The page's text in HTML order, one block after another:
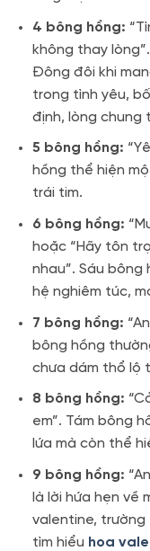
4 bông hồng:
không thay
Đông đôi khi
trong tình yêu,
định, lòng chung
5 bông hồng:
hồng thể hiện
trái tim.
6 bông hồng:
hoặc “Hãy tôn
nhau”. Sáu bông
hệ nghiêm túc,
7 bông hồng:
bông hồng
chưa dám thổ lộ
8 bông hồng:
em”. Tám bông
lứa mà còn thể
9 bông hồng:
là lời hứa hẹn về
valentine,
tìm hiểu hoa